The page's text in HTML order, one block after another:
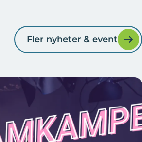
Fler nyheter & event